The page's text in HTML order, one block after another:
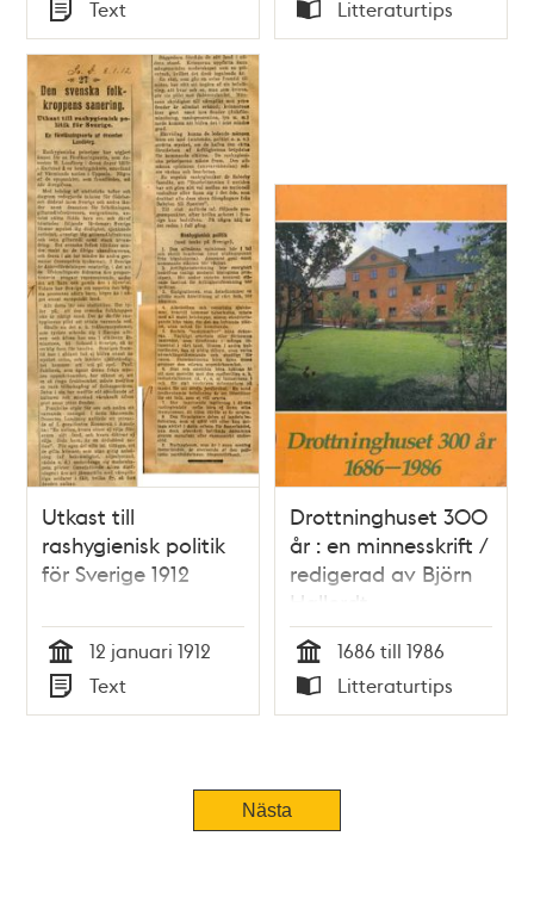
Typ
Text
Typ
Litteraturtips
Utkast till
rashygienisk politik
för Sverige 1912
Tid
12 januari 1912
Typ
Text
Drottninghuset 300
år : en minnesskrift /
redigerad av Björn
Hallerdt
Tid
1686 till 1986
Typ
Litteraturtips
Nästa